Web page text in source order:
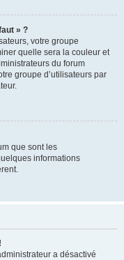
» ?
votre groupe
quelle sera la couleur et
du forum
groupe d’utilisateurs par
que sont les
informations
a désactivé